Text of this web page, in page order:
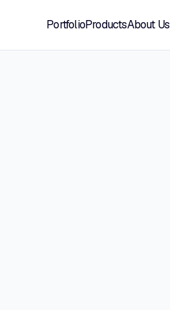
PortfolioProductsAbout Us